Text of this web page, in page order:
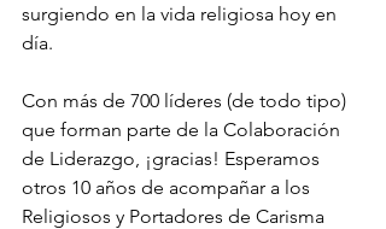
surgiendo en la vida religiosa hoy en
día.
Con más de 700 líderes (de todo tipo)
que forman parte de la Colaboración
de Liderazgo, ¡gracias! Esperamos
otros 10 años de acompañar a los
Religiosos y Portadores de Carisma